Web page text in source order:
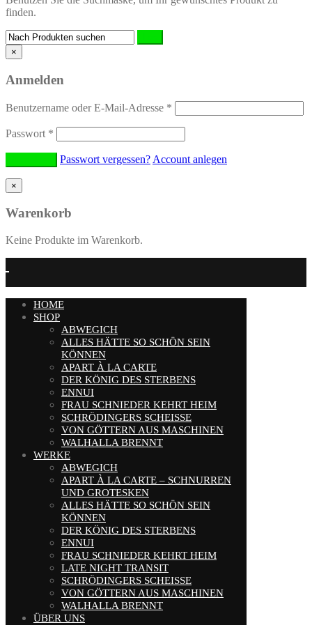
finden.
×
Anmelden
Benutzername oder E-Mail-Adresse *
Passwort *
Passwort vergessen? Account anlegen
×
Warenkorb
Keine Produkte im Warenkorb.
HOME
SHOP
ABWEGICH
ALLES HÄTTE SO SCHÖN SEIN
KÖNNEN
APART À LA CARTE
DER KÖNIG DES STERBENS
ENNUI
FRAU SCHNIEDER KEHRT HEIM
SCHRÖDINGERS SCHEISSE
VON GÖTTERN AUS MASCHINEN
WALHALLA BRENNT
WERKE
ABWEGICH
APART À LA CARTE – SCHNURREN
UND GROTESKEN
ALLES HÄTTE SO SCHÖN SEIN
KÖNNEN
DER KÖNIG DES STERBENS
ENNUI
FRAU SCHNIEDER KEHRT HEIM
LATE NIGHT TRANSIT
SCHRÖDINGERS SCHEISSE
VON GÖTTERN AUS MASCHINEN
WALHALLA BRENNT
ÜBER UNS